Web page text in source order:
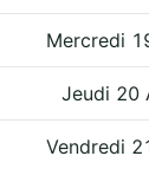
Mercredi
Jeudi 20
Vendredi